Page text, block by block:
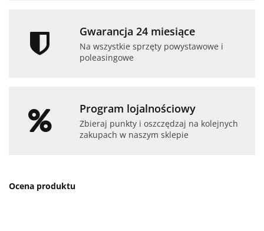
Gwarancja 24 miesiące
Na wszystkie sprzęty powystawowe i
poleasingowe
Program lojalnościowy
Zbieraj punkty i oszczędzaj na kolejnych
zakupach w naszym sklepie
Ocena produktu